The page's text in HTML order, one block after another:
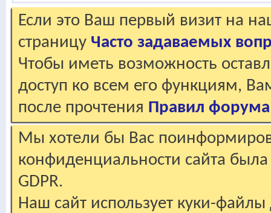
Если это Ваш первый визит на
страницу Часто задаваемых
Чтобы иметь возможность
доступ ко всем его функциям,
после прочтения Правил форума
Мы хотели бы Вас
конфиденциальности сайта
GDPR.
Наш сайт использует куки-файлы